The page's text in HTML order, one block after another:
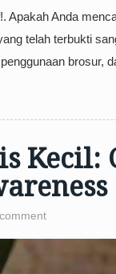
Anda
telah terbukti
brosur,
Kecil: